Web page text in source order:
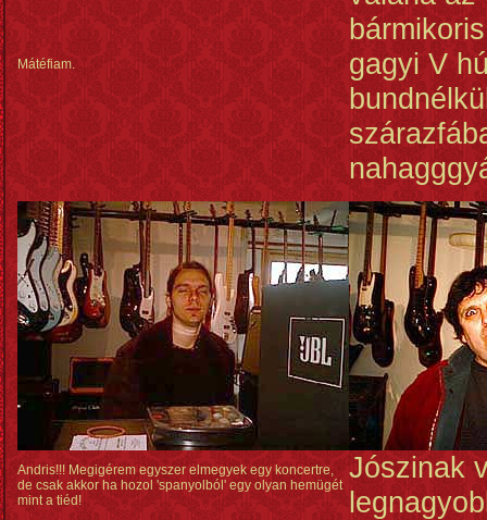
Mátéfiam.
gagyi V
Andris!!! Megigérem egyszer elmegyek egy koncertre,
de csak akkor ha hozol 'spanyolból' egy olyan hemügét
mint a tiéd!
Jószinak